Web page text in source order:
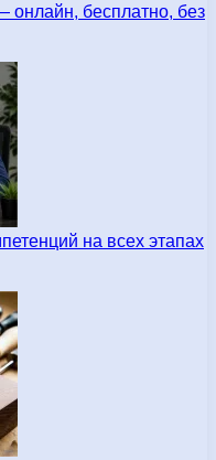
онлайн, бесплатно, без
на всех этапах